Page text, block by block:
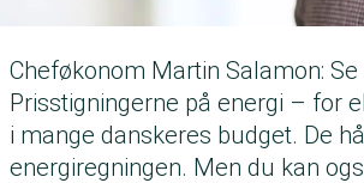
Cheføkonom Martin Salamon:
Prisstigningerne på energi – for
i mange danskeres budget. De
energiregningen. Men du kan